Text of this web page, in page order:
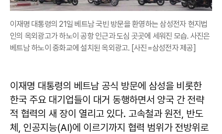
이재명 대통령의 21일 베트남 국빈 방문을 환영하는 삼성전자 현지법
인의 옥외광고가 하노이 공항 인근과 도심 곳곳에 세워진 모습. 사진은
베트남 하노이 중화교에 설치된 옥외광고. [사진=삼성전자 제공]
이재명 대통령의 베트남 공식 방문에 삼성을 비롯한
한국 주요 대기업들이 대거 동행하면서 양국 간 전략
적 협력의 새 장이 열리고 있다. 고속철과 원전, 반도
체, 인공지능(AI)에 이르기까지 협력 범위가 전방위로